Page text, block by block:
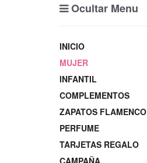
Ocultar Menu
INICIO
MUJER
INFANTIL
COMPLEMENTOS
ZAPATOS FLAMENCO
PERFUME
TARJETAS REGALO
CAMPAÑA